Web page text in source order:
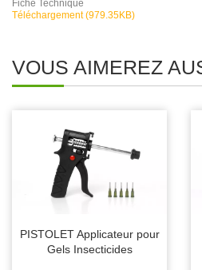
Fiche Technique
Téléchargement (979.35KB)
VOUS AIMEREZ
PISTOLET Applicateur pour
Gels Insecticides